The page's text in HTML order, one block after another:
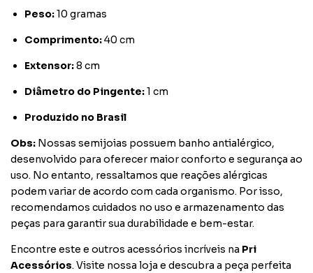
Peso:10 gramas
Comprimento:40 cm
Extensor:8 cm
Diâmetro do Pingente:1 cm
Produzido no Brasil
Obs: Nossas semijoias possuem banho antialérgico,
desenvolvido para oferecer maior conforto e segurança ao
uso. No entanto, ressaltamos que reações alérgicas
podem variar de acordo com cada organismo. Por isso,
recomendamos cuidados no uso e armazenamento das
peças para garantir sua durabilidade e bem-estar.
Encontre este e outros acessórios incríveis na Pri
Acessórios. Visite nossa loja e descubra a peça perfeita